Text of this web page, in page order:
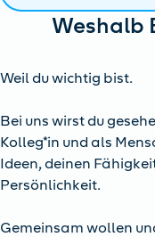
Weshalb
Weil du wichtig bist.
Bei uns wirst du
Kolleg*in und als
Ideen, deinen
Persönlichkeit.
Gemeinsam wollen